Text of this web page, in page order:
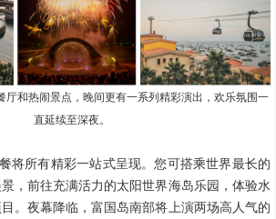
厅和热闹景点，晚间更有一系列精彩演出，欢乐氛围一
直延续至深夜。
将所有精彩一站式呈现。您可搭乘世界最长的
，前往充满活力的太阳世界海岛乐园，体验水
。夜幕降临，富国岛南部将上演两场高人气的